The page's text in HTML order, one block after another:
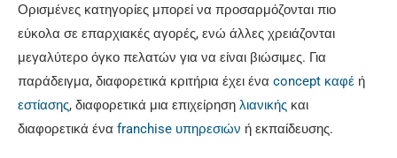
Ορισμένες κατηγορίες μπορεί να προσαρμόζονται πιο
εύκολα σε επαρχιακές αγορές, ενώ άλλες χρειάζονται
μεγαλύτερο όγκο πελατών για να είναι βιώσιμες. Για
παράδειγμα, διαφορετικά κριτήρια έχει ένα concept καφέ ή
εστίασης, διαφορετικά μια επιχείρηση λιανικής και
διαφορετικά ένα franchise υπηρεσιών ή εκπαίδευσης.